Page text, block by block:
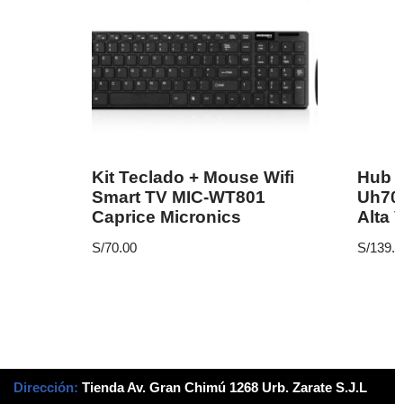
Kit Teclado + Mouse Wifi
Smart TV MIC-WT801
Caprice Micronics
S/70.00
Hub
Alta
S/
Dirección: Tienda Av. Gran Chimú 1268 Urb. Zarate S.J.L